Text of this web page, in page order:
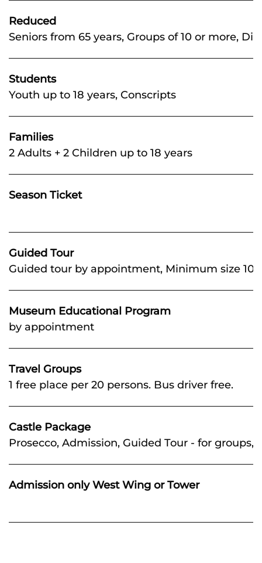
Reduced
Seniors from 65 years, Groups of 10 or more,
Students
Youth up to 18 years, Conscripts
Families
2 Adults + 2 Children up to 18 years
Season Ticket
Guided Tour
Guided tour by appointment, Minimum size 10
Museum Educational Program
by appointment
Travel Groups
1 free place per 20 persons. Bus driver free.
Castle Package
Prosecco, Admission, Guided Tour - for
Admission only West Wing or Tower